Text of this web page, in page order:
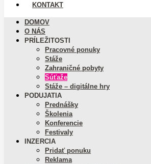
KONTAKT
DOMOV
O NÁS
PRÍLEŽITOSTI
Pracovné ponuky
Stáže
Zahraničné pobyty
Súťaže
Stáže – digitálne hry
PODUJATIA
Prednášky
Školenia
Konferencie
Festivaly
INZERCIA
Pridať ponuku
Reklama